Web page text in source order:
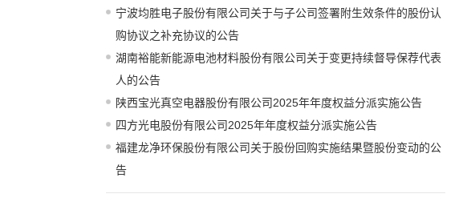
宁波均胜电子股份有限公司关于与子公司签署附生效条件的股份认
购协议之补充协议的公告
湖南裕能新能源电池材料股份有限公司关于变更持续督导保荐代表
人的公告
陕西宝光真空电器股份有限公司2025年年度权益分派实施公告
四方光电股份有限公司2025年年度权益分派实施公告
福建龙净环保股份有限公司关于股份回购实施结果暨股份变动的公
告